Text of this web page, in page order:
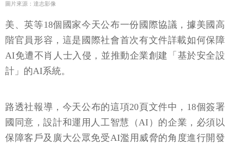
圖片來源：達志影像
美、英等18個國家今天公布一份國際協議，據美國高
階官員形容，這是國際社會首次有文件詳載如何保障
AI免遭不肖人士入侵，並推動企業創建「基於安全設
計」的AI系統。
路透社報導，今天公布的這項20頁文件中，18個簽署
國同意，設計和運用人工智慧（AI）的企業，必須以
保障客戶及廣大公眾免受AI濫用威脅的角度進行開發